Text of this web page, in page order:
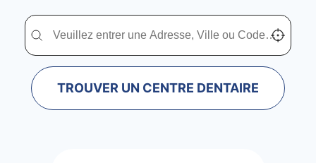
Trouver un centre dentaire Dentimad près de
Trouver un centre dentaire Dentimad près de chez vous Localisez-
TROUVER UN CENTRE DENTAIRE